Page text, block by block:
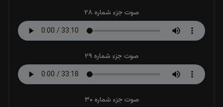
صوت جزء شماره 28
صوت جزء شماره 29
صوت جزء شماره 30